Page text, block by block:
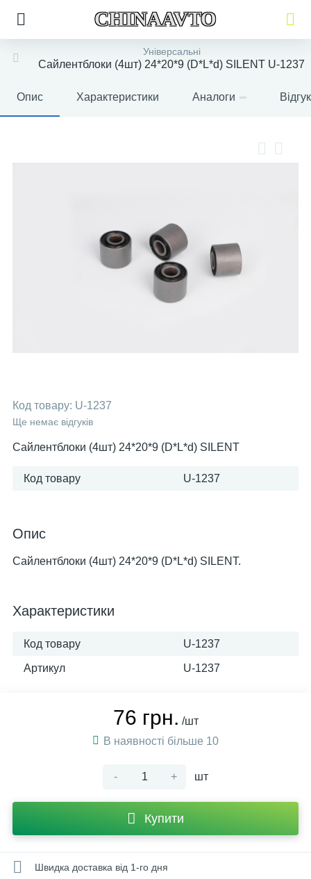
CHINAAVTO
Універсальні
Сайлентблоки (4шт) 24*20*9 (D*L*d) SILENT U-1237
Опис Характеристики Аналоги
Код товару: U-1237
Ще немає відгуків
Сайлентблоки (4шт) 24*20*9 (D*L*d) SILENT
Код товару U-1237
Опис
Сайлентблоки (4шт) 24*20*9 (D*L*d) SILENT.
Характеристики
Код товару U-1237
Артикул U-1237
76 грн. /шт
В наявності більше 10
- + шт
Купити
Швидка доставка від 1-го дня